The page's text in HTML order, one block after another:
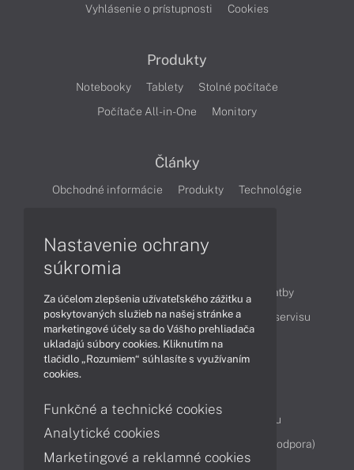
Vyhlásenie o prístupnosti
Cookies
Produkty
Notebooky Tablety
Stolné počítače
Počítače All-in-One
Monitory
Články
Obchodné informácie Produkty
Technológie
Ako nakupovať
Možnosti doručenia a platby
Podpora a servis
Servisné služby Cenník servisu
Kontakty
Reklamácia tovaru
Diagnostiky online
TeamViewer (vzdialená podpora)
Nastavenie ochrany
súkromia
Za účelom zlepšenia užívateľského zážitku a
poskytovaných služieb na našej stránke a
marketingové účely sa do Vášho prehliadača
ukladajú súbory cookies. Kliknutím na
tlačidlo „Rozumiem“ súhlasíte s využívaním
cookies.
Funkčné a technické cookies
Analytické cookies
Marketingové a reklamné cookies